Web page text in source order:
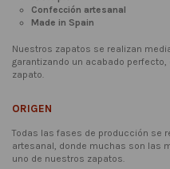
Confección artesanal
Made in Spain
Nuestros zapatos se realizan
garantizando un acabado
zapato.
ORIGEN
Todas las fases de producción se
artesanal, donde muchas son las
uno de nuestros zapatos.